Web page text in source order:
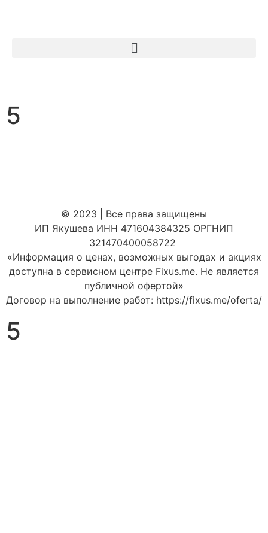
5
© 2023 | Все права защищены
ИП Якушева ИНН 471604384325 ОРГНИП
321470400058722
«Информация о ценах, возможных выгодах и акциях
доступна в сервисном центре Fixus.me. Не является
публичной офертой»
Договор на выполнение работ: https://fixus.me/oferta/
5